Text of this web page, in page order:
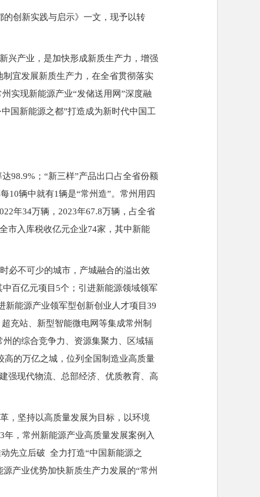
创新实践与启示》一文，现予以转
兴产业，是加快形成新质生产力，增强
宜发展新质生产力，在全省贯彻落实
实现新能源产业“发储送用网”深度融
国新能源之都”打造成为新时代中国工
98.9%；“新三样”产品出口占全省份额
10辆中就有1辆是“常州造”。常州用四
年34万辆，2023年67.8万辆，占全省
市入库税收亿元企业74家，其中新能
必不可少的城市，产城融合的溢出效
百亿元项目5个；引进新能源领域领军
新能源产业领军型创新创业人才项目39
充站、新型智能微电网等集成常州制
的综合竞争力、资源集聚力、区域辐
高的万亿之城，位列全国制造业高质量
强现代物流、总部经济、优质教育、高
，坚持以高质量发展为目标，以环境
，常州新能源产业高质量发展案例入
先立后破 全力打造“中国新能源之
产业优势加快新质生产力发展的“常州